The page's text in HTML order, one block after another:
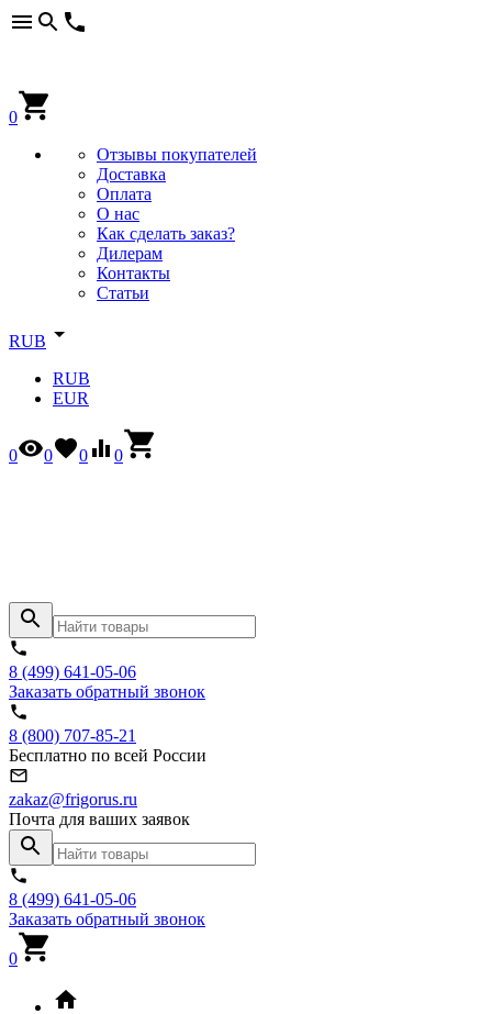
0
Отзывы покупателей
Доставка
Оплата
О нас
Как сделать заказ?
Дилерам
Контакты
Статьи
RUB
RUB
EUR
0 0 0 0
8 (499) 641-05-06
Заказать обратный звонок
8 (800) 707-85-21
Бесплатно по всей России
zakaz@frigorus.ru
Почта для ваших заявок
8 (499) 641-05-06
Заказать обратный звонок
0